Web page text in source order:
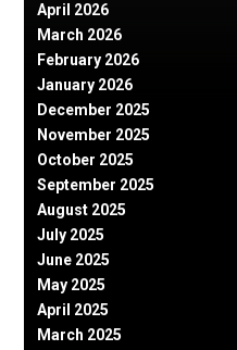
April 2026
March 2026
February 2026
January 2026
December 2025
November 2025
October 2025
September 2025
August 2025
July 2025
June 2025
May 2025
April 2025
March 2025